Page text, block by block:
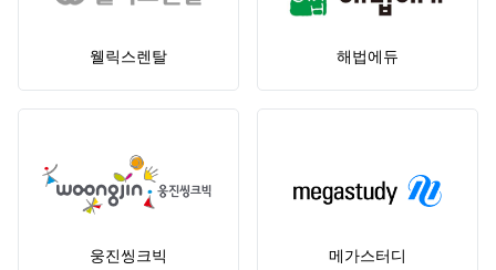
웰릭스렌탈 해법에듀
웅진씽크빅 메가스터디